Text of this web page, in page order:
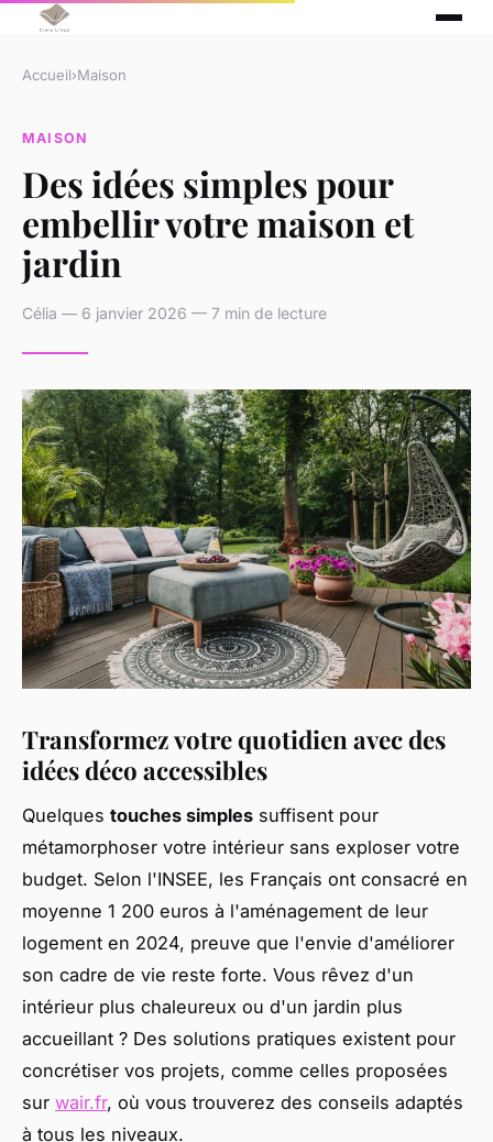
Accueil›Maison
MAISON
Des idées simples pour
embellir votre maison et
jardin
Célia — 6 janvier 2026 — 7 min de lecture
Transformez votre quotidien avec des
idées déco accessibles
Quelques touches simples suffisent pour
métamorphoser votre intérieur sans exploser votre
budget. Selon l'INSEE, les Français ont consacré en
moyenne 1 200 euros à l'aménagement de leur
logement en 2024, preuve que l'envie d'améliorer
son cadre de vie reste forte. Vous rêvez d'un
intérieur plus chaleureux ou d'un jardin plus
accueillant ? Des solutions pratiques existent pour
concrétiser vos projets, comme celles proposées
sur wair.fr, où vous trouverez des conseils adaptés
à tous les niveaux.